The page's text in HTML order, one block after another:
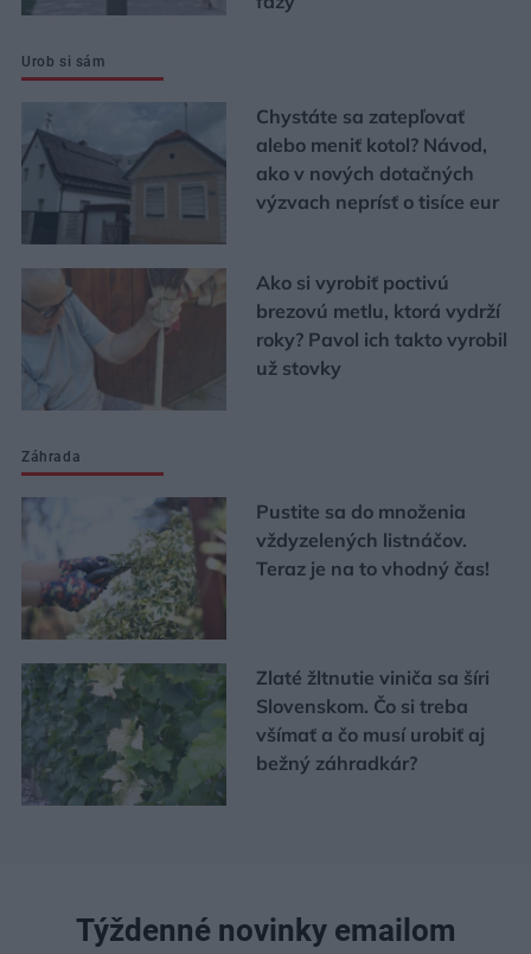
Urob si sám
Chystáte sa zatepľovať
alebo meniť kotol? Návod,
ako v nových dotačných
výzvach neprísť o tisíce eur
Ako si vyrobiť poctivú
brezovú metlu, ktorá vydrží
roky? Pavol ich takto vyrobil
už stovky
Záhrada
Pustite sa do množenia
vždyzelených listnáčov.
Teraz je na to vhodný čas!
Zlaté žltnutie viniča sa šíri
Slovenskom. Čo si treba
všímať a čo musí urobiť aj
bežný záhradkár?
Týždenné novinky emailom